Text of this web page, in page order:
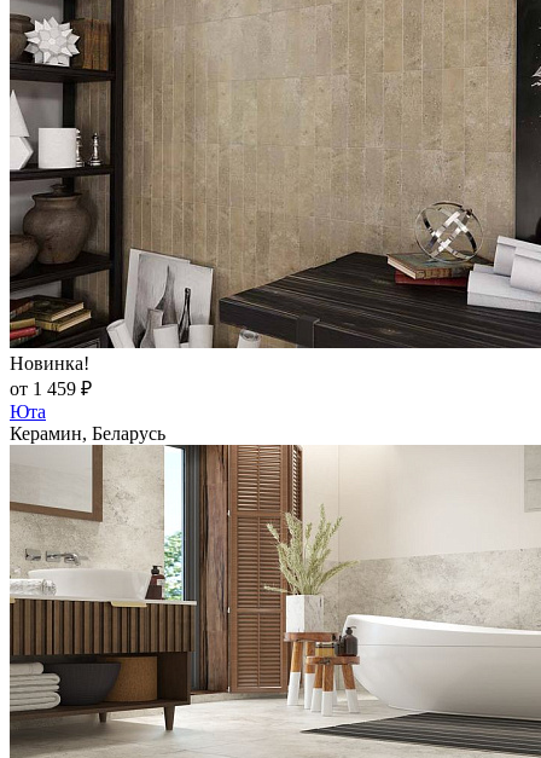
Новинка!
от 1 459 ₽
Юта
Керамин, Беларусь